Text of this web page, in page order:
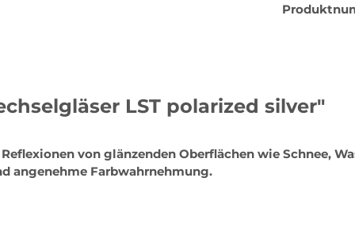
LST polarized silver"
von glänzenden Oberflächen wie Schnee,
angenehme Farbwahrnehmung.